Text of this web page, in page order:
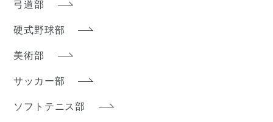
弓道部
硬式野球部
美術部
サッカー部
ソフトテニス部